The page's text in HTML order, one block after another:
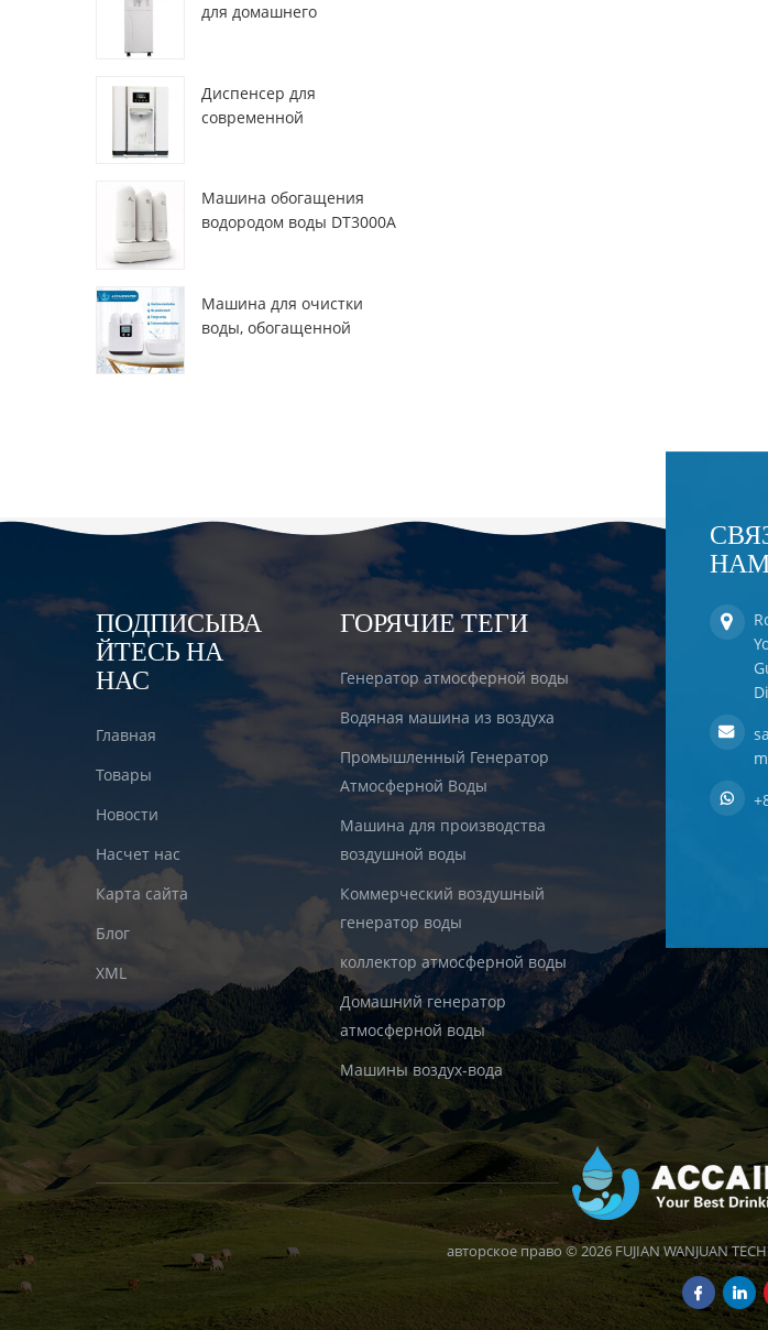
для домашнего
Диспенсер для
современной
ZL9510W
Машина обогащения
водородом воды DT3000A
Машина для очистки
воды, обогащенной
ПОДПИСЫВА
ЙТЕСЬ НА
НАС
Главная
Товары
Новости
Насчет нас
Карта сайта
Блог
XML
ГОРЯЧИЕ ТЕГИ
Генератор атмосферной воды
Водяная машина из воздуха
Промышленный Генератор
Атмосферной Воды
Машина для производства
воздушной воды
Коммерческий воздушный
генератор воды
коллектор атмосферной воды
Домашний генератор
атмосферной воды
Машины воздух-вода
m
авторское право © 2026 FUJIAN WANJUAN